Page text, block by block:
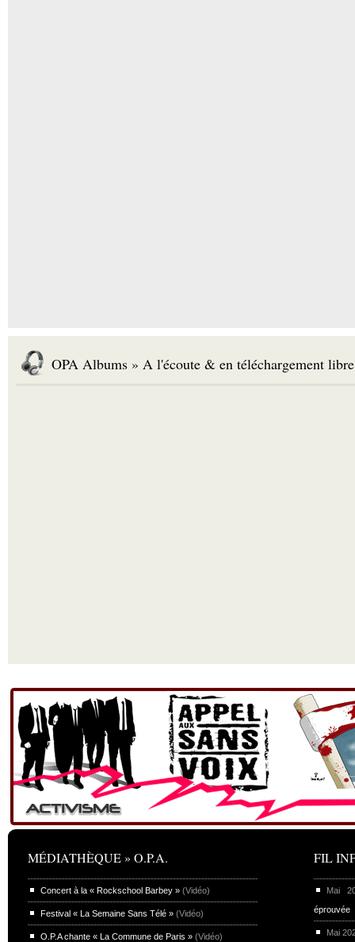
OPA Albums » A l'écoute & en téléchargement
MÉDIATHÈQUE » O.P.A.
Concert à la « Rockschool Barbey » (Vidéo)
Festival « La Semaine Sans Télé » (Vidéo)
O.P.A chante « La Commune de Paris » (Vidéo)
FIL
Mai
éprouvée
Mai